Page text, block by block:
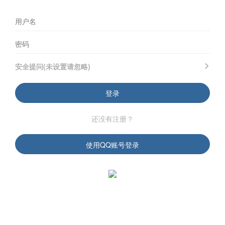
安全提问(未设置请忽略)
登录
还没有注册？
使用QQ账号登录